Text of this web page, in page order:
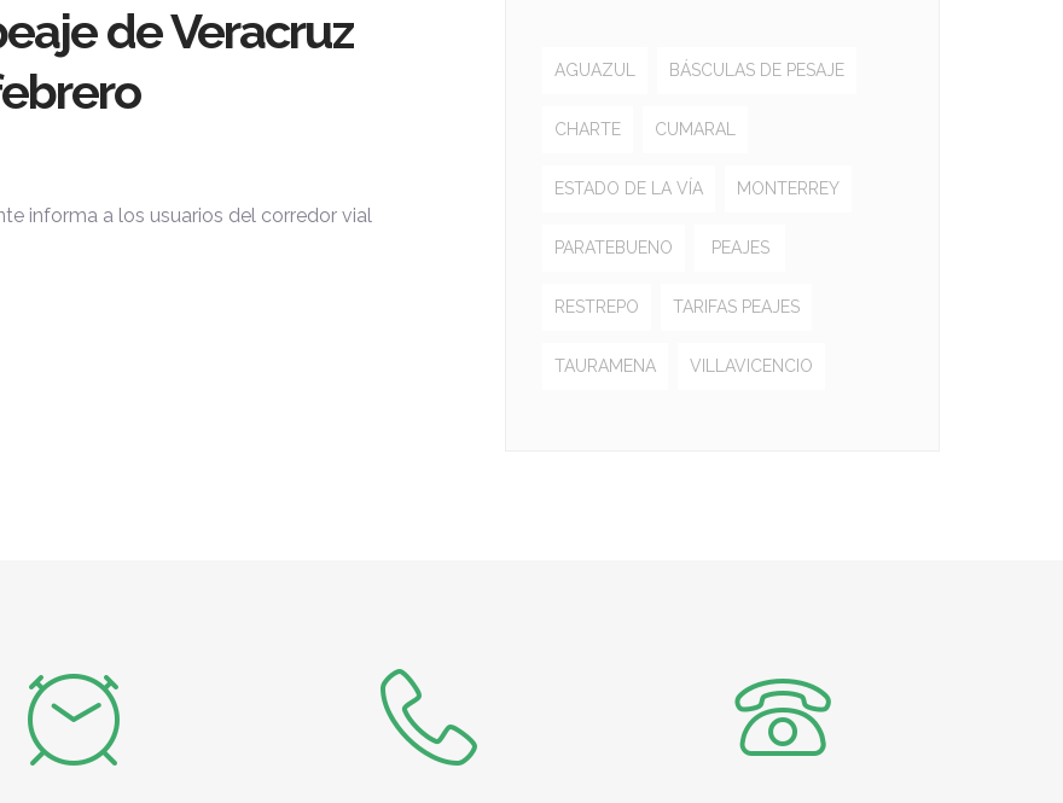
de Veracruz
informa a los usuarios del corredor vial
AGUAZUL BÁSCULAS DE PESAJE
CHARTE CUMARAL
ESTADO DE LA VÍA MONTERREY
PARATEBUENO PEAJES
RESTREPO TARIFAS PEAJES
TAURAMENA VILLAVICENCIO